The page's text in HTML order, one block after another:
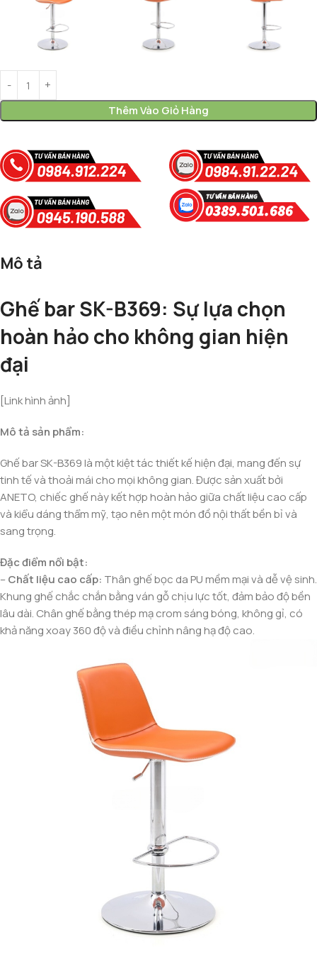
Thêm Vào Giỏ Hàng
Mô tả
Ghế bar SK-B369: Sự lựa chọn
hoàn hảo cho không gian hiện
đại
[Link hình ảnh]
Mô tả sản phẩm:
Ghế bar SK-B369 là một kiệt tác thiết kế hiện đại, mang đến sự
tinh tế và thoải mái cho mọi không gian. Được sản xuất bởi
ANETO, chiếc ghế này kết hợp hoàn hảo giữa chất liệu cao cấp
và kiểu dáng thẩm mỹ, tạo nên một món đồ nội thất bền bỉ và
sang trọng.
Đặc điểm nổi bật:
–Chất liệu cao cấp: Thân ghế bọc da PU mềm mại và dễ vệ sinh.
Khung ghế chắc chắn bằng ván gỗ chịu lực tốt, đảm bảo độ bền
lâu dài. Chân ghế bằng thép mạ crom sáng bóng, không gỉ, có
khả năng xoay 360 độ và điều chỉnh nâng hạ độ cao.